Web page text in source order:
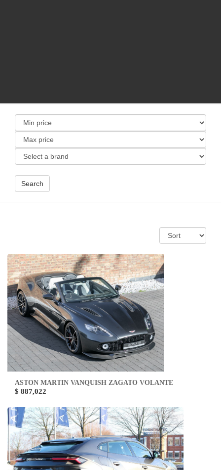
Search
ASTON MARTIN VANQUISH ZAGATO VOLANTE
$ 887,022